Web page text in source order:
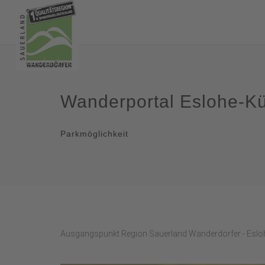
Wanderportal Eslohe-
Parkmöglichkeit
Ausgangspunkt Region Sauerland Wanderdörfer -